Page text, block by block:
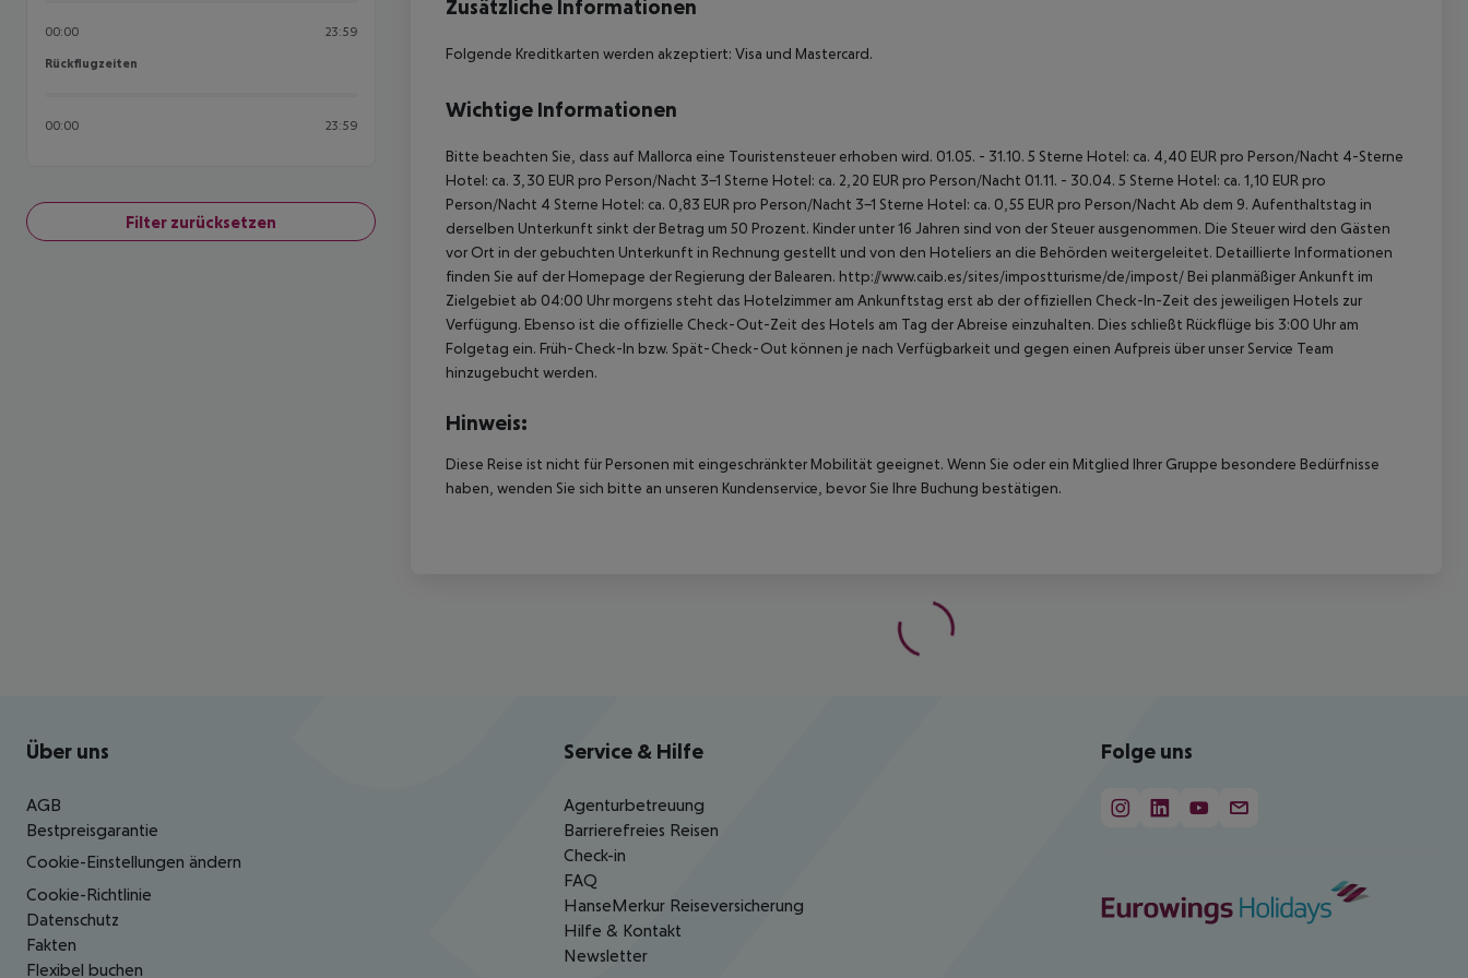
00:00 23:59
Rückflugzeiten
Rückflugzeiten
00:00 23:59
Filter zurücksetzen
Zusätzliche Informationen
Folgende Kreditkarten werden akzeptiert: Visa und Mastercard.
Wichtige Informationen
Bitte beachten Sie, dass auf Mallorca eine Touristensteuer erhoben wird. 01.05. - 31.10. 5 Sterne Hotel: ca. 4,40 EUR pro Person/Nacht 4-Sterne
Hotel: ca. 3,30 EUR pro Person/Nacht 3-1 Sterne Hotel: ca. 2,20 EUR pro Person/Nacht 01.11. - 30.04. 5 Sterne Hotel: ca. 1,10 EUR pro
Person/Nacht 4 Sterne Hotel: ca. 0,83 EUR pro Person/Nacht 3-1 Sterne Hotel: ca. 0,55 EUR pro Person/Nacht Ab dem 9. Aufenthaltstag in
derselben Unterkunft sinkt der Betrag um 50 Prozent. Kinder unter 16 Jahren sind von der Steuer ausgenommen. Die Steuer wird den Gästen
vor Ort in der gebuchten Unterkunft in Rechnung gestellt und von den Hoteliers an die Behörden weitergeleitet. Detaillierte Informationen
finden Sie auf der Homepage der Regierung der Balearen. http://www.caib.es/sites/impostturisme/de/impost/ Bei planmäßiger Ankunft im
Zielgebiet ab 04:00 Uhr morgens steht das Hotelzimmer am Ankunftstag erst ab der offiziellen Check-In-Zeit des jeweiligen Hotels zur
Verfügung. Ebenso ist die offizielle Check-Out-Zeit des Hotels am Tag der Abreise einzuhalten. Dies schließt Rückflüge bis 3:00 Uhr am
Folgetag ein. Früh-Check-In bzw. Spät-Check-Out können je nach Verfügbarkeit und gegen einen Aufpreis über unser Service Team
hinzugebucht werden.
Hinweis:
Diese Reise ist nicht für Personen mit eingeschränkter Mobilität geeignet. Wenn Sie oder ein Mitglied Ihrer Gruppe besondere Bedürfnisse
haben, wenden Sie sich bitte an unseren Kundenservice, bevor Sie Ihre Buchung bestätigen.
Footer navigation
Über uns
AGB
Bestpreisgarantie
Cookie-Einstellungen ändern
Cookie-Richtlinie
Datenschutz
Fakten
Flexibel buchen
Service & Hilfe
Agenturbetreuung
Barrierefreies Reisen
Check-in
FAQ
HanseMerkur Reiseversicherung
Hilfe & Kontakt
Newsletter
Folge uns